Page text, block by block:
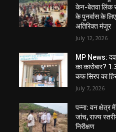
केन-बेतवा लिंक
के पुनर्वास के
अतिरिक्त मंजूर
July 12, 2026
MP News:
का कारोबार?
कफ सिरप का
July 7, 2026
पन्ना: वन
जांच, राज्य
निरीक्षण